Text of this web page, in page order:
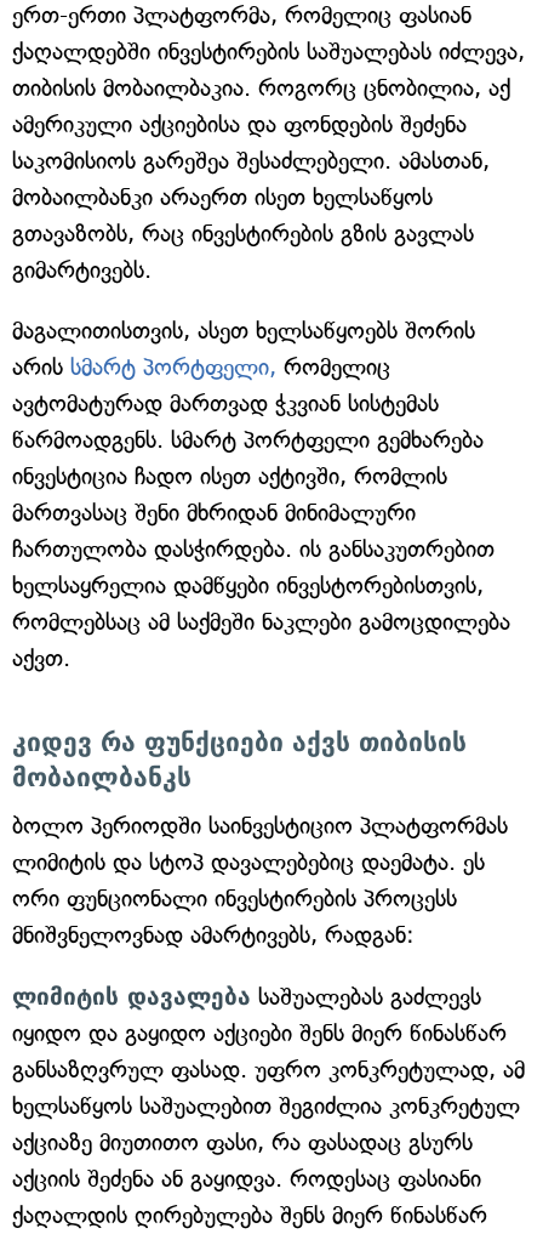
ერთ-ერთი პლატფორმა, რომელიც ფასიან
ქაღალდებში ინვესტირების საშუალებას იძლევა,
თიბისის მობაილბაკია. როგორც ცნობილია, აქ
ამერიკული აქციებისა და ფონდების შეძენა
საკომისიოს გარეშეა შესაძლებელი. ამასთან,
მობაილბანკი არაერთ ისეთ ხელსაწყოს
გთავაზობს, რაც ინვესტირების გზის გავლას
გიმარტივებს.
მაგალითისთვის, ასეთ ხელსაწყოებს შორის
არის სმარტ პორტფელი, რომელიც
ავტომატურად მართვად ჭკვიან სისტემას
წარმოადგენს. სმარტ პორტფელი გემხარება
ინვესტიცია ჩადო ისეთ აქტივში, რომლის
მართვასაც შენი მხრიდან მინიმალური
ჩართულობა დასჭირდება. ის განსაკუთრებით
ხელსაყრელია დამწყები ინვესტორებისთვის,
რომლებსაც ამ საქმეში ნაკლები გამოცდილება
აქვთ.
კიდევ რა ფუნქციები აქვს თიბისის
მობაილბანკს
ბოლო პერიოდში საინვესტიციო პლატფორმას
ლიმიტის და სტოპ დავალებებიც დაემატა. ეს
ორი ფუნციონალი ინვესტირების პროცესს
მნიშვნელოვნად ამარტივებს, რადგან:
ლიმიტის დავალება საშუალებას გაძლევს
იყიდო და გაყიდო აქციები შენს მიერ წინასწარ
განსაზღვრულ ფასად. უფრო კონკრეტულად, ამ
ხელსაწყოს საშუალებით შეგიძლია კონკრეტულ
აქციაზე მიუთითო ფასი, რა ფასადაც გსურს
აქციის შეძენა ან გაყიდვა. როდესაც ფასიანი
ქაღალდის ღირებულება შენს მიერ წინასწარ